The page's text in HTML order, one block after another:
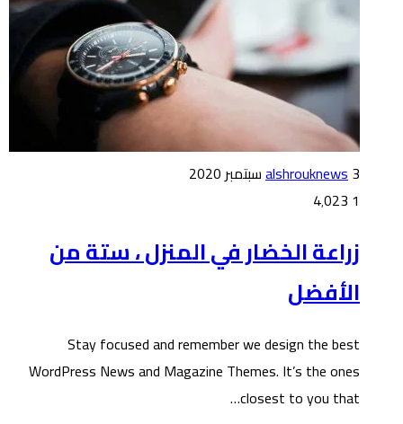
alshrouknews3 سبتمبر 2020
1
زراعة الخضار في المنزل ، ستة من
الأفضل
Stay focused and remember we design the best
WordPress News and Magazine Themes. It’s the ones
closest to you that…